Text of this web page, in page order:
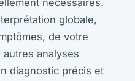
nécessaires.
globale,
de votre
analyses
diagnostic précis et